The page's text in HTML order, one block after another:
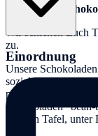
Zu unseren
Wir schicken Euch
zu.
Unsere
sozialen Standards
preisgekrönten
Schokoladen
fertigen Tafel,
Einordnung